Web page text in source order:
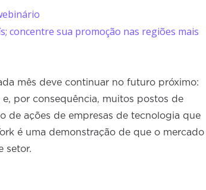
concentre sua promoção nas regiões mais
mês deve continuar no futuro próximo:
por consequência, muitos postos de
de ações de empresas de tecnologia que
é uma demonstração de que o mercado
setor.